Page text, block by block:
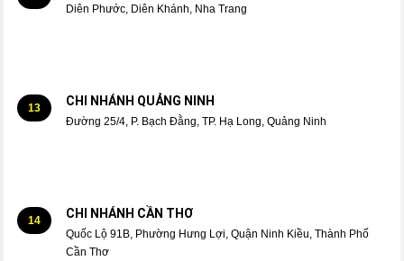
Diên Phước, Diên Khánh, Nha Trang
13 CHI NHÁNH QUẢNG NINH
Đường 25/4, P. Bạch Đằng, TP. Hạ Long, Quảng Ninh
14 CHI NHÁNH CẦN THƠ
Quốc Lộ 91B, Phường Hưng Lợi, Quận Ninh Kiều, Thành Phố
Cần Thơ